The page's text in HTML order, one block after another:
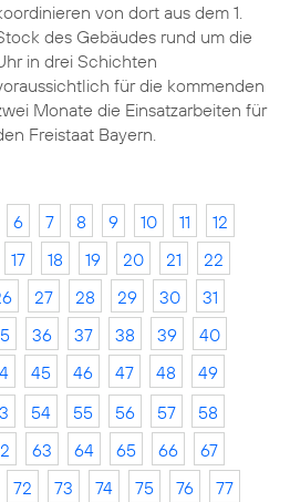
von dort aus dem 1.
des Gebäudes rund um die
in drei Schichten
für die kommenden
Monate die Einsatzarbeiten für
Freistaat Bayern.
6 7 8 9 10 11
12
17 18 19 20 21
22
27 28 29 30
31
36 37 38 39
40
45 46 47 48
49
54 55 56 57
58
63 64 65 66
67
72 73 74 75 76
77